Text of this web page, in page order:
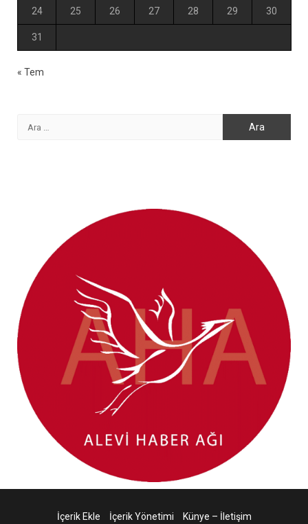
24 25 26 27 28 29 30
31
« Tem
İçerik Ekle İçerik Yönetimi Künye – İletişim